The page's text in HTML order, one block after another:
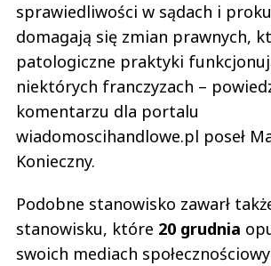
sprawiedliwości w sądach i
domagają się zmian prawnych,
patologiczne praktyki
niektórych franczyzach –
komentarzu dla portalu
wiadomoscihandlowe.pl poseł
Konieczny.
Podobne stanowisko zawarł
stanowisku, które 20 grudnia
swoich mediach